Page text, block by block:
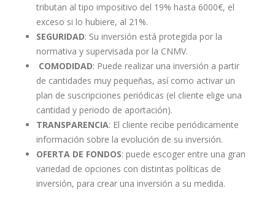
tributan al tipo impositivo del 19% hasta 6000€, el
exceso si lo hubiere, al 21%.
SEGURIDAD: Su inversión está protegida por la
normativa y supervisada por la CNMV.
COMODIDAD: Puede realizar una inversión a partir
de cantidades muy pequeñas, así como activar un
plan de suscripciones periódicas (el cliente elige una
cantidad y periodo de aportación).
TRANSPARENCIA: El cliente recibe periódicamente
información sobre la evolución de su inversión.
OFERTA DE FONDOS: puede escoger entre una gran
variedad de opciones con distintas políticas de
inversión, para crear una inversión a su medida.